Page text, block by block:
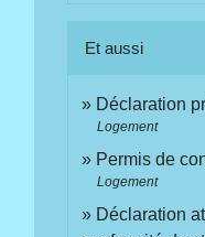
Et aussi
Déclaration
Logement
Permis de
Logement
Déclaration